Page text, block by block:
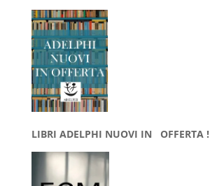
LIBRI ADELPHI NUOVI IN OFFERTA !